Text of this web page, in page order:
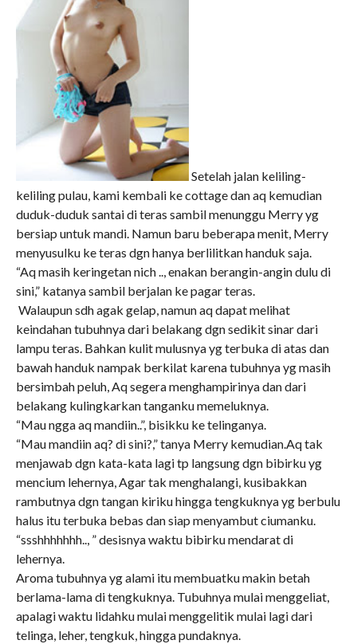
Setelah jalan keliling-
keliling pulau, kami kembali ke cottage dan aq kemudian
duduk-duduk santai di teras sambil menunggu Merry yg
bersiap untuk mandi. Namun baru beberapa menit, Merry
menyusulku ke teras dgn hanya berlilitkan handuk saja.
“Aq masih keringetan nich .., enakan berangin-angin dulu di
sini,” katanya sambil berjalan ke pagar teras.
Walaupun sdh agak gelap, namun aq dapat melihat
keindahan tubuhnya dari belakang dgn sedikit sinar dari
lampu teras. Bahkan kulit mulusnya yg terbuka di atas dan
bawah handuk nampak berkilat karena tubuhnya yg masih
bersimbah peluh, Aq segera menghampirinya dan dari
belakang kulingkarkan tanganku memeluknya.
“Mau ngga aq mandiin..”, bisikku ke telinganya.
“Mau mandiin aq? di sini?,” tanya Merry kemudian.Aq tak
menjawab dgn kata-kata lagi tp langsung dgn bibirku yg
mencium lehernya, Agar tak menghalangi, kusibakkan
rambutnya dgn tangan kiriku hingga tengkuknya yg berbulu
halus itu terbuka bebas dan siap menyambut ciumanku.
“ssshhhhhhh.., ” desisnya waktu bibirku mendarat di
lehernya.
Aroma tubuhnya yg alami itu membuatku makin betah
berlama-lama di tengkuknya. Tubuhnya mulai menggeliat,
apalagi waktu lidahku mulai menggelitik mulai lagi dari
telinga, leher, tengkuk, hingga pundaknya.